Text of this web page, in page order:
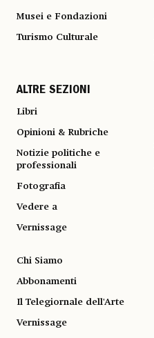
Musei e Fondazioni
Turismo Culturale
ALTRE SEZIONI
Libri
Opinioni & Rubriche
Notizie politiche e
professionali
Fotografia
Vedere a
Vernissage
Chi Siamo
Abbonamenti
Il Telegiornale dell'Arte
Vernissage